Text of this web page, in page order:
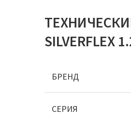
SILVERFLEX
БРЕНД
СЕРИЯ